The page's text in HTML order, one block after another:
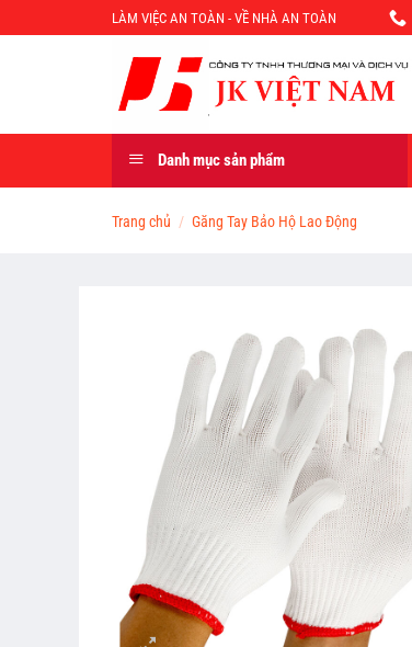
LÀM VIỆC AN TOÀN - VỀ NHÀ AN TOÀN
Danh mục sản phẩm
Trang chủ / Găng Tay Bảo Hộ Lao Động